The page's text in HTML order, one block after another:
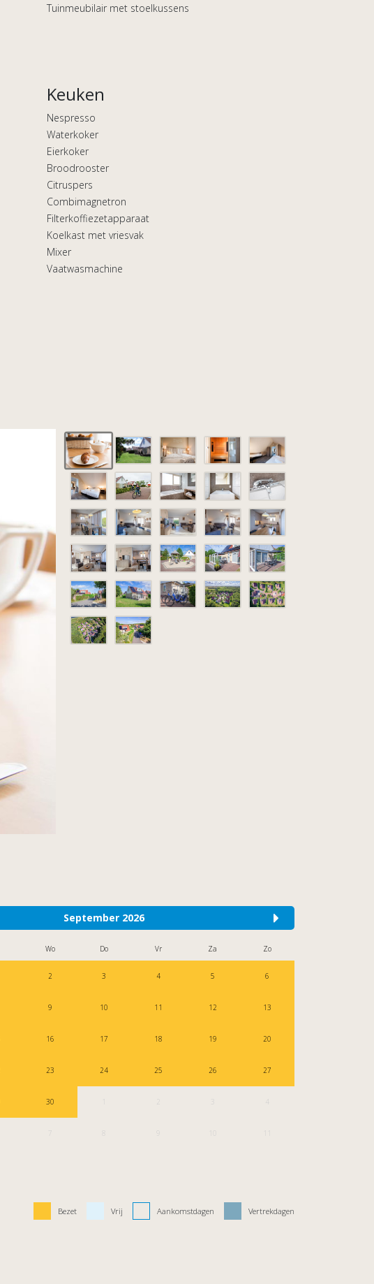
Tuinmeubilair met stoelkussens
Keuken
Nespresso
Waterkoker
Eierkoker
Broodrooster
Citruspers
Combimagnetron
Filterkoffiezetapparaat
Koelkast met vriesvak
Mixer
Vaatwasmachine
September 2026
Wo Do Vr Za Zo
2 3 4 5 6
9 10 11 12 13
16 17 18 19 20
23 24 25 26 27
30 4
7
Bezet Vrij Aankomstdagen Vertrekdagen